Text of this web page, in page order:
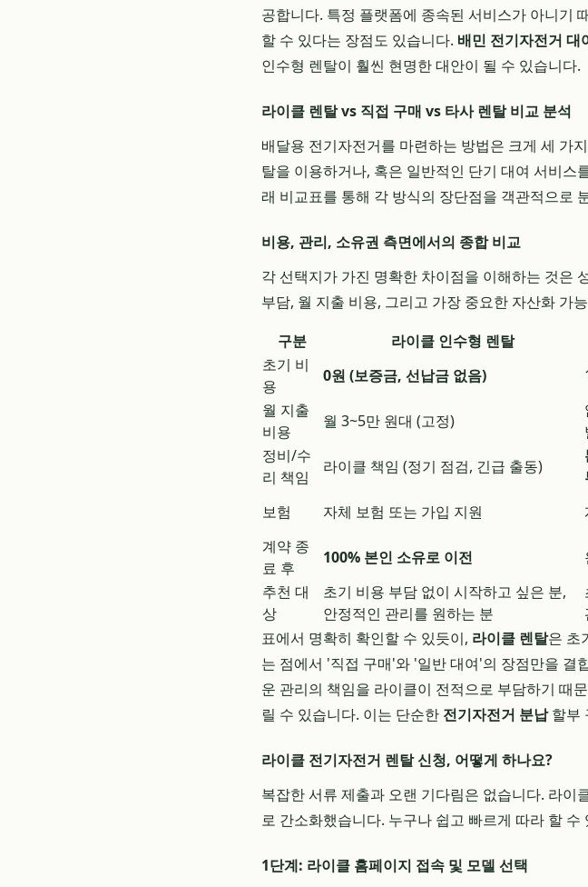
공합니다. 특정 플랫폼에 종속된 서비스가 아니기
할 수 있다는 장점도 있습니다. 배민 전기자전거 대
인수형 렌탈이 훨씬 현명한 대안이 될 수 있습니다.
라이클 렌탈 vs 직접 구매 vs 타사 렌탈 비교 분석
배달용 전기자전거를 마련하는 방법은 크게 세 가
탈을 이용하거나, 혹은 일반적인 단기 대여 서비스
래 비교표를 통해 각 방식의 장단점을 객관적으로
비용, 관리, 소유권 측면에서의 종합 비교
각 선택지가 가진 명확한 차이점을 이해하는 것은
부담, 월 지출 비용, 그리고 가장 중요한 자산화 가
구분
라이클 인수형 렌탈
초기 비
용
0원 (보증금, 선납금 없음)
월 지출
비용
월 3~5만 원대 (고정)
정비/수
리 책임
라이클 책임 (정기 점검, 긴급 출동)
보험
자체 보험 또는 가입 지원
계약 종
료 후
100% 본인 소유로 이전
추천 대
상
초기 비용 부담 없이 시작하고 싶은 분,
안정적인 관리를 원하는 분
표에서 명확히 확인할 수 있듯이, 라이클 렌탈은 초
는 점에서 '직접 구매'와 '일반 대여'의 장점만을 결
운 관리의 책임을 라이클이 전적으로 부담하기 때
릴 수 있습니다. 이는 단순한 전기자전거 분납할부
라이클 전기자전거 렌탈 신청, 어떻게 하나요?
복잡한 서류 제출과 오랜 기다림은 없습니다. 라
로 간소화했습니다. 누구나 쉽고 빠르게 따라 할
1단계: 라이클 홈페이지 접속 및 모델 선택